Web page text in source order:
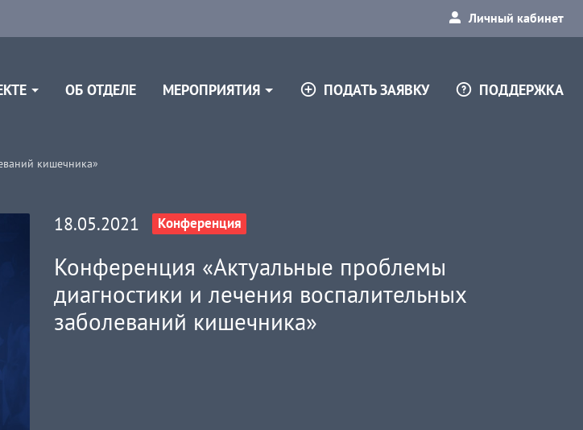
Личный кабинет
ОБ ОТДЕЛЕ МЕРОПРИЯТИЯ ПОДАТЬ ЗАЯВКУ ПОДДЕРЖКА
кишечника»
18.05.2021 Конференция
Конференция «Актуальные проблемы
диагностики и лечения воспалительных
заболеваний кишечника»